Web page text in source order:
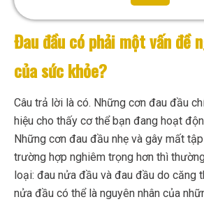
Đau đầu có phải một vấn đề
của sức khỏe?
Câu trả lời là có. Những cơn đau đầu
hiệu cho thấy cơ thể bạn đang hoạt
Những cơn đau đầu nhẹ và gây mất
trường hợp nghiêm trọng hơn thì
loại: đau nửa đầu và đau đầu do căng
nửa đầu có thể là nguyên nhân của